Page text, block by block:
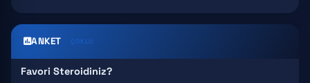
ANKET ÇOKLU
Favori Steroidiniz?